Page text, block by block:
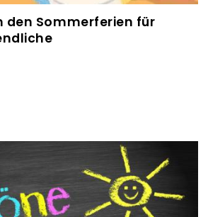
den Sommerferien für